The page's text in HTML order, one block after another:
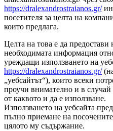
https://dralexandrostraianos.gr/
посетителя за целта на
които предлага.
Целта на това е да предостави
необходимата информация
уреждащи използването на
https://dralexandrostraianos.gr/
„уебсайтът“), които всеки
проучи внимателно и в случай
от каквото и да е използване.
Използването на уебсайта
пълно приемане на
цялото му съдържание.